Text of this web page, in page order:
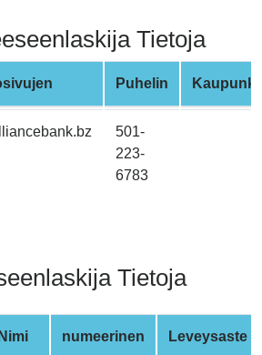
Tietoja
Puhelin Kaupunki
501-
223-
6783
Tietoja
Nimi numeerinen Leveysaste